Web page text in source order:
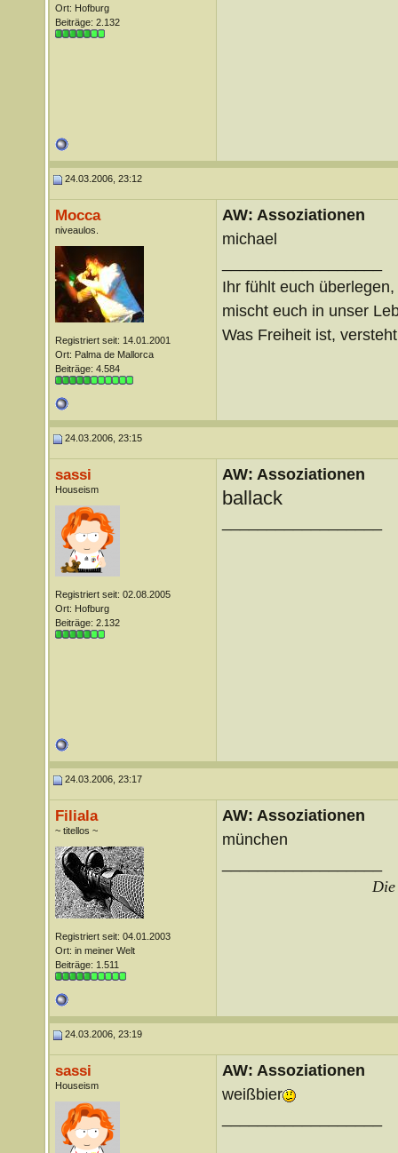
Ort: Hofburg
Beiträge: 2.132
24.03.2006, 23:12
Mocca
niveaulos.
Registriert seit: 14.01.2001
Ort: Palma de Mallorca
Beiträge: 4.584
AW: Assoziationen
michael
Ihr fühlt euch überlegen,
mischt euch in unser
Was Freiheit ist,
24.03.2006, 23:15
sassi
Houseism
Registriert seit: 02.08.2005
Ort: Hofburg
Beiträge: 2.132
AW: Assoziationen
ballack
24.03.2006, 23:17
Filiala
~ titellos ~
Registriert seit: 04.01.2003
Ort: in meiner Welt
Beiträge: 1.511
AW: Assoziationen
münchen
Die
24.03.2006, 23:19
sassi
Houseism
AW: Assoziationen
weißbier